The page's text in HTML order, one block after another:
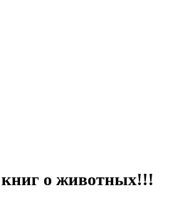
о животных!!!